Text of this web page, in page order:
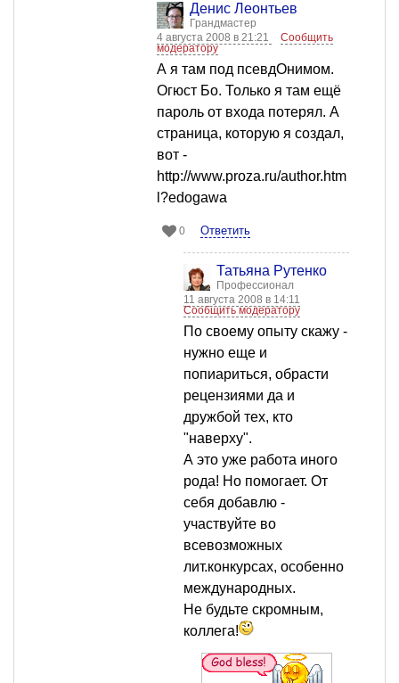
Денис Леонтьев
Грандмастер
4 августа 2008 в 21:21
Сообщить
модератору
А я там под псевдОнимом.
Огюст Бо. Только я там ещё
пароль от входа потерял. А
страница, которую я создал,
вот -
http://www.proza.ru/author.htm
l?edogawa
0 Ответить
Татьяна Рутенко
Профессионал
11 августа 2008 в 14:11
Сообщить модератору
По своему опыту скажу -
нужно еще и
попиариться, обрасти
рецензиями да и
дружбой тех, кто
"наверху".
А это уже работа иного
рода! Но помогает. От
себя добавлю -
участвуйте во
всевозможных
лит.конкурсах, особенно
международных.
Не будьте скромным,
коллега!